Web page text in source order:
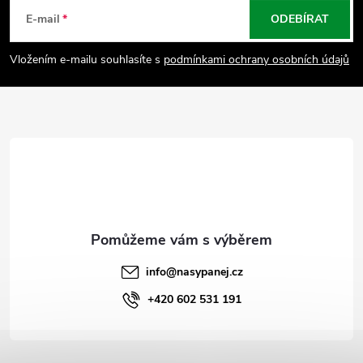
p
a
E-mail
Vložením e-mailu souhlasíte s podmínkami ochrany osobních údajů
ODEBÍRAT
info@nasypanej.cz
+420 602 531 191